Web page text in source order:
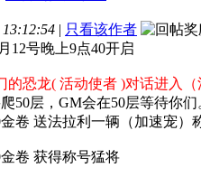
| 只看该作者
12号晚上9点40开启
的恐龙( 活动使者 )对话进入（
50层，GM会在50层等待你
卷 送法拉利一辆（加速宠）
卷 获得称号猛将